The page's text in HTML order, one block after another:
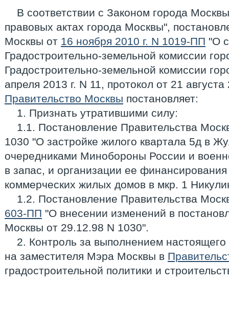
В соответствии с Законом города
правовых актах города Москвы",
Москвы от 16 ноября 2010 г. N 1019-ПП "О
Градостроительно-земельной комиссии
Градостроительно-земельной комиссии
апреля 2013 г. N 11, протокол от 21 августа
Правительство Москвы постановляет:
1. Признать утратившими силу:
1.1. Постановление Правительства
1030 "О застройке жилого квартала 5д в
очередниками Минобороны России и
в запас, и организации ее финансирования
коммерческих жилых домов в мкр. 1
1.2. Постановление Правительства
603-ПП "О внесении изменений в
Москвы от 29.12.98 N 1030".
2. Контроль за выполнением
на заместителя Мэра Москвы в
градостроительной политики и